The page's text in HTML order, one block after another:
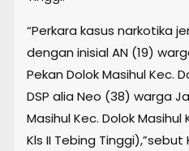
“Perkara kasus narkotika
dengan inisial AN (19)
Pekan Dolok Masihul Kec.
DSP alia Neo (38) warga
Masihul Kec. Dolok
Kls II Tebing Tinggi),”sebut